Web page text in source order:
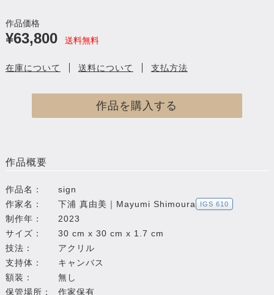
作品価格
¥63,800 送料無料
作品を購入する
在庫について 送料について 支払方法
作品概要
作品名：
sign
作家名：
下浦 真由美｜Mayumi Shimoura IGS 610
制作年：
2023
サイズ：
30 cm x 30 cm x 1.7 cm
技法：
アクリル
支持体：
キャンバス
額装：
無し
保管場所：
作家保有